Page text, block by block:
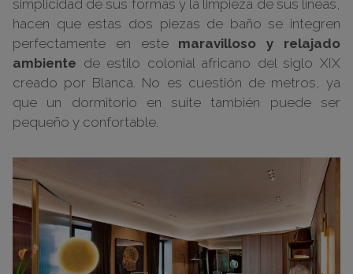
simplicidad de sus formas y la limpieza de sus líneas,
hacen que estas dos piezas de baño se integren
perfectamente en este maravilloso y relajado
ambiente de estilo colonial africano del siglo XIX
creado por Blanca. No es cuestión de metros, ya
que un dormitorio en suite también puede ser
pequeño y confortable.